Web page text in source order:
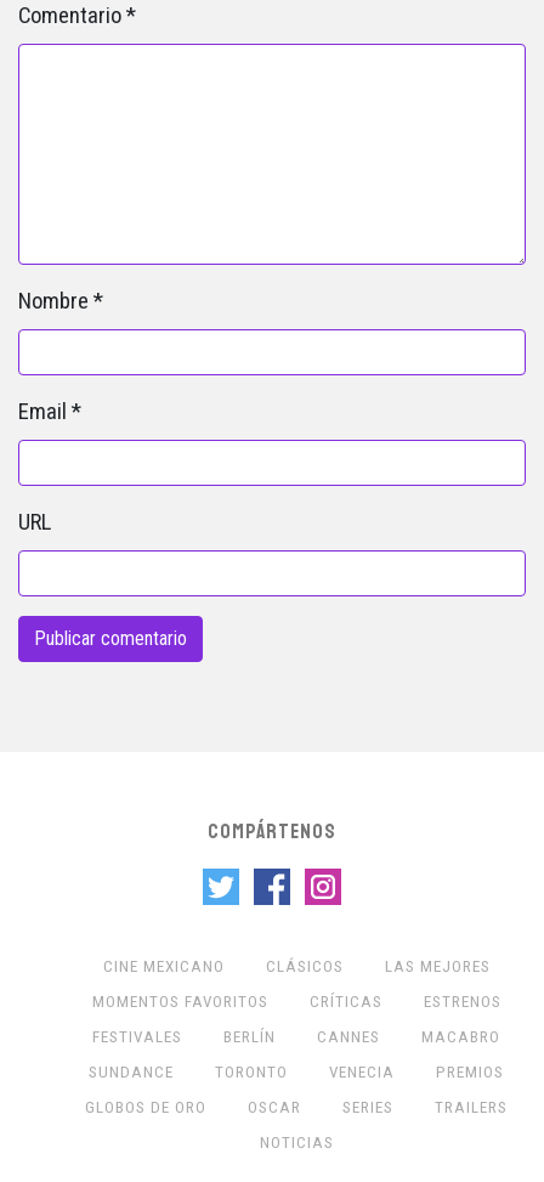
Comentario*
Nombre *
Email *
URL
COMPÁRTENOS
CINE MEXICANO CLÁSICOS
LAS MEJORES
MOMENTOS FAVORITOS
CRÍTICAS
ESTRENOS
FESTIVALES
BERLÍN CANNES
MACABRO
SUNDANCE
TORONTO VENECIA
PREMIOS
GLOBOS DE ORO
OSCAR SERIES
TRAILERS
NOTICIAS